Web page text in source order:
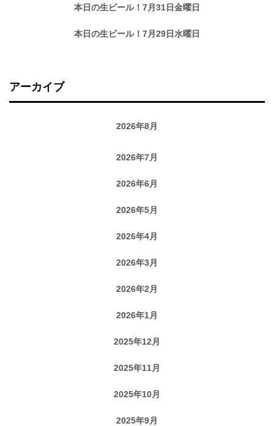
本日の生ビール！7月31日金曜日
本日の生ビール！7月29日水曜日
アーカイブ
2026年8月
2026年7月
2026年6月
2026年5月
2026年4月
2026年3月
2026年2月
2026年1月
2025年12月
2025年11月
2025年10月
2025年9月